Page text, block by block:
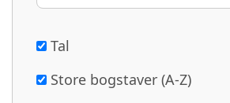
Tal
Store bogstaver (A-Z)